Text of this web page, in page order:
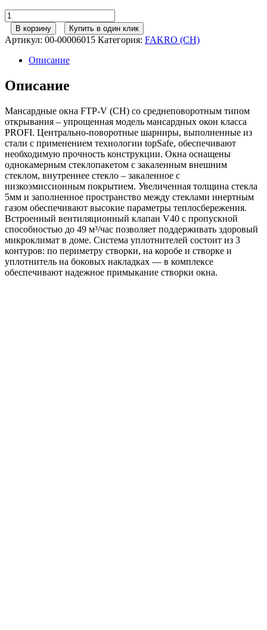
Количество
товара
FAKRO
Мансардное
окно
V
(CH)
В корзину Купить в один клик
Артикул: 00-00006015 Категория: FAKRO (CH)
Описание
Описание
Мансардные окна FTP-V (CH) со среднеповоротным типом
открывания – упрощенная модель мансардных окон класса
PROFI. Центрально-поворотные шарниры, выполненные из
стали с применением технологии topSafe, обеспечивают
необходимую прочность конструкции. Окна оснащены
однокамерным стеклопакетом с закаленным внешним
стеклом, внутреннее стекло – закаленное с
низкоэмиссионным покрытием. Увеличенная толщина стекла
5мм и заполненное пространство между стеклами инертным
газом обеспечивают высокие параметры теплосбережения.
Встроенный вентиляционный клапан V40 с пропускной
способностью до 49 м³/час позволяет поддерживать здоровый
микроклимат в доме. Система уплотнителей состоит из 3
контуров: по периметру створки, на коробе и створке и
уплотнитель на боковых накладках — в комплексе
обеспечивают надежное примыкание створки окна.